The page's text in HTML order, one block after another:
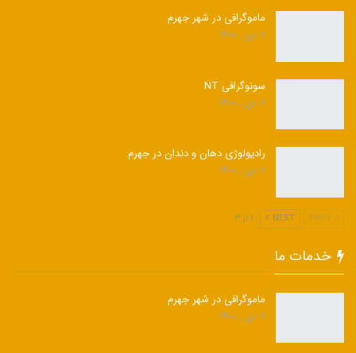
ماموگرافی در شهر جهرم
۷ دی , ۱۴۰۰
سونوگرافی NT
۷ دی , ۱۴۰۰
رادیولوژی دهان و دندان در جهرم
۷ دی , ۱۴۰۰
NEXT ۱ از ۳
خدمات ما
ماموگرافی در شهر جهرم
۷ دی , ۱۴۰۰